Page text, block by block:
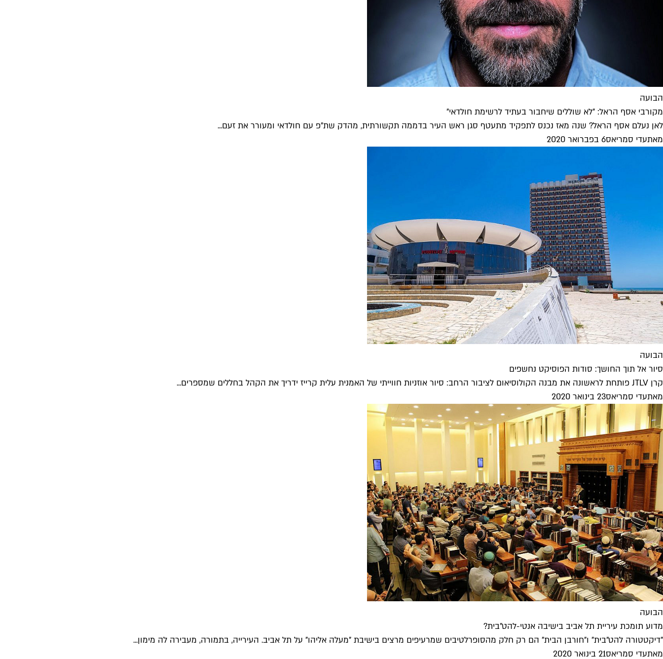
הבועה
מקורבי אסף הראל: "לא שוללים שיחבור בעתיד לרשימת חולדאי"
לאן נעלם אסף הראל? שנה מאז נכנס לתפקיד מתעטף סגן ראש העיר בדממה תקשורתית, מהדק שת"פ עם חולדאי ומעורר את זעם...
מאתעדי סמריאס6 בפברואר 2020
הבועה
סיור אל תוך החושך: סודות הפוסיקט נחשפים
קרן JTLV פותחת לראשונה את מבנה הקולוסיאום לציבור הרחב: סיור אוזניות חווייתי של האמנית עלית קרייז ידריך את הקהל בחללים שמספרים...
מאתעדי סמריאס23 בינואר 2020
הבועה
מדוע תומכת עיריית תל אביב בישיבה אנטי-להט"בית?
"דיקטטורה להט"בית" ו"חורבן הבית" הם רק חלק מהסופרלטיבים שמרעיפים מרצים בישיבת "מעלה אליהו" על תל אביב. העירייה, בתמורה, מעבירה לה מימון...
מאתעדי סמריאס21 בינואר 2020